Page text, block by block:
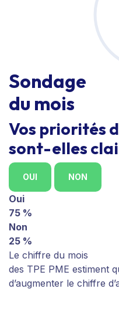
Sondage
du mois
Vos priorités
sont-elles
OUI NON
Oui
75 %
Non
25 %
Le chiffre du mois
des TPE PME estiment
d’augmenter le chiffre